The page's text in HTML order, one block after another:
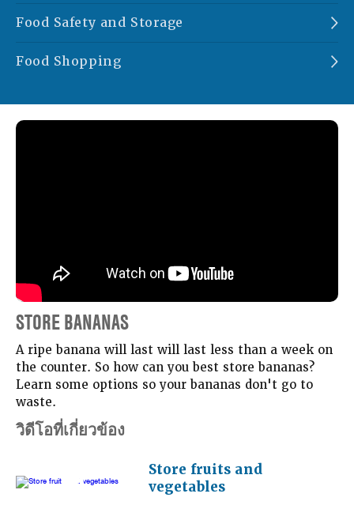
Food Safety and Storage
Food Shopping
STORE BANANAS
A ripe banana will last will last less than a week on
the counter. So how can you best store bananas?
Learn some options so your bananas don't go to
waste.
วิดีโอที่เกี่ยวข้อง
Store fruits and
vegetables